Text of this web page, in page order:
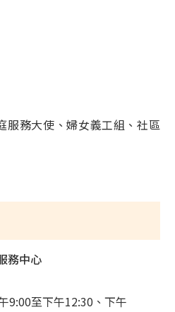
服務大使、婦女義工組、社區
務中心
9:00至下午12:30、下午